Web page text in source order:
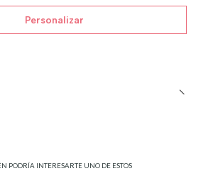
Personalizar
PODRÍA INTERESARTE UNO DE ESTOS